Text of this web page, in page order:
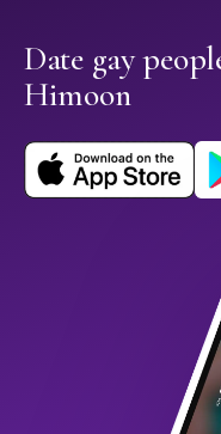
Date gay
Himoon